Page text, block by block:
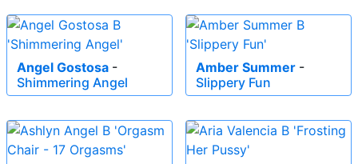
Angel Gostosa -
Shimmering Angel
Amber Summer -
Slippery Fun